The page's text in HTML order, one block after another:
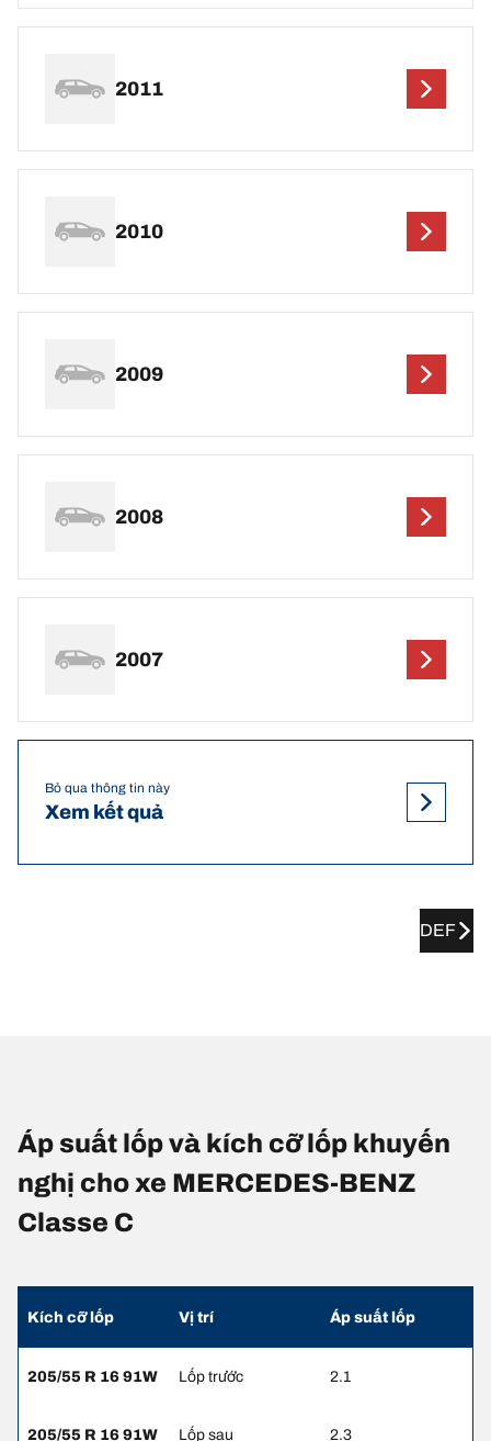
2011
2010
2009
2008
2007
Bỏ qua thông tin này
Xem kết quả
DEF
Áp suất lốp và kích cỡ lốp khuyến
nghị cho xe MERCEDES-BENZ
Classe C
Kích cỡ lốp Vị trí Áp suất lốp
205/55 R 16 91W Lốp trước 2.1
205/55 R 16 91W Lốp sau 2.3